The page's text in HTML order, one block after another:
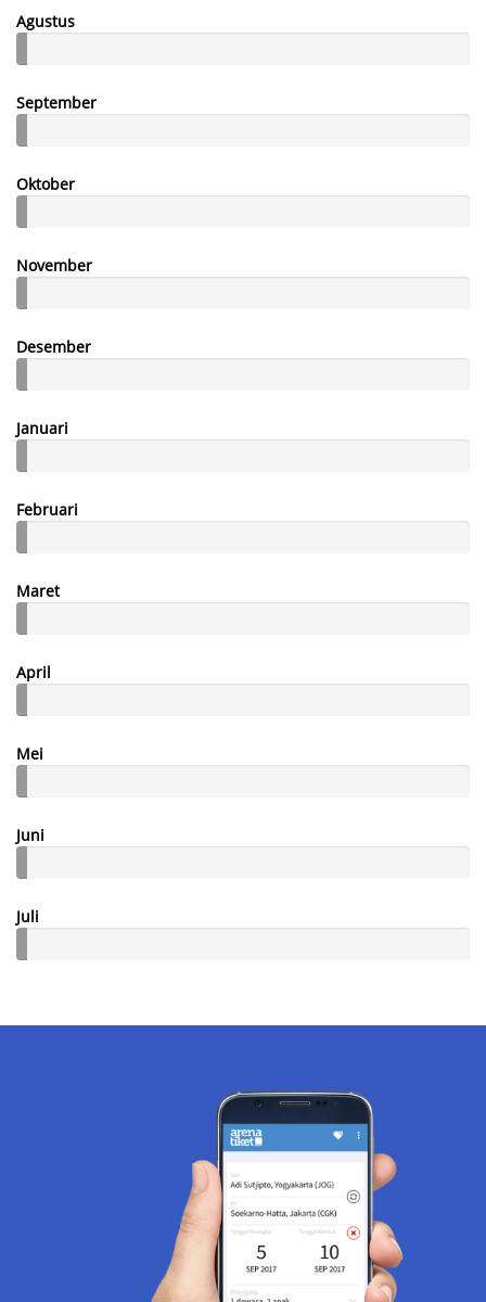
Agustus
September
Oktober
November
Desember
Januari
Februari
Maret
April
Mei
Juni
Juli